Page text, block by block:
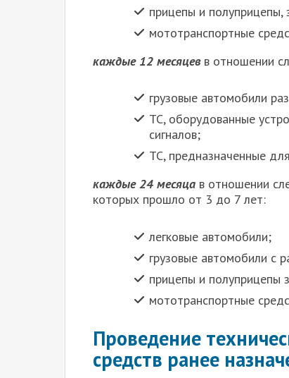
прицепы и
мототранспортные
каждые 12 месяцевв отношении
грузовые автомобили
ТС, оборудованные
сигналов;
ТС, предназначенные
каждые 24 месяца в отношении
которых прошло от 3 до 7 лет:
легковые автомобили;
грузовые автомобили с
прицепы и полуприцепы
мототранспортные
Проведение
средств ранее